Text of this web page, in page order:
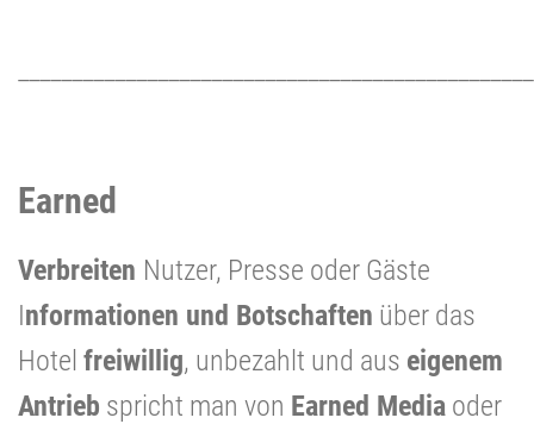
Earned
Verbreiten Nutzer, Presse oder Gäste
Informationen und Botschaften über das
Hotel freiwillig, unbezahlt und aus eigenem
Antrieb spricht man von Earned Media oder